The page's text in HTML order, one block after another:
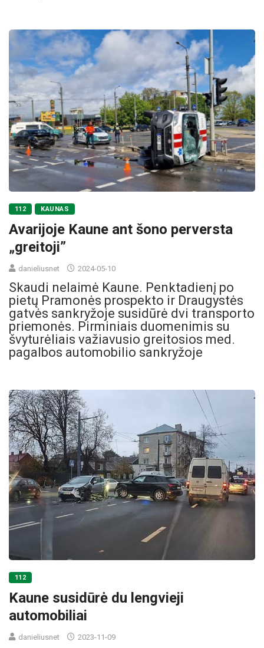
112 KAUNAS
Avarijoje Kaune ant šono perversta
„greitoji”
danieliusnet 2024-05-10
Skaudi nelaimė Kaune. Penktadienį po
pietų Pramonės prospekto ir Draugystės
gatvės sankryžoje susidūrė dvi transporto
priemonės. Pirminiais duomenimis su
švyturėliais važiavusio greitosios med.
pagalbos automobilio sankryžoje
112
Kaune susidūrė du lengvieji
automobiliai
danieliusnet 2023-11-09